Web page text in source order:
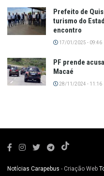
Prefeito de
turismo do
encontro
17/01/2025 - 09:46
PF prende
Macaé
28/11/2024 - 11:16
Notícias Carapebus - Criação Web